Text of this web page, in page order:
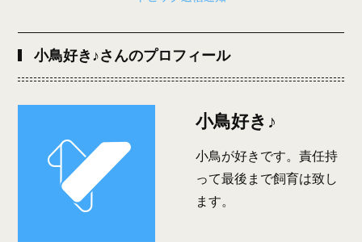
小鳥好き♪さんのプロフィール
小鳥好き♪
小鳥が好きです。責任持
って最後まで飼育は致し
ます。